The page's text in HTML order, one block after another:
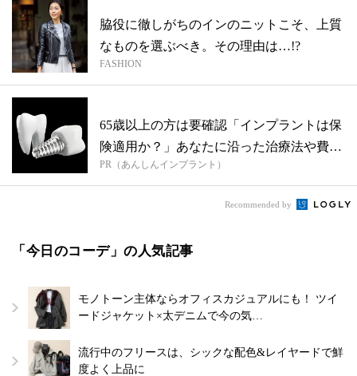
脇役に徹しがちのインのニットこそ、上質
なものを選ぶべき。その理由は…!?
FASHION
65歳以上の方は要確認「インプラントは保
険適用か？」あなたに沿った治療法や費用
を...
PR（あんしんインプラント）
Recommended by
「今日のコーデ」の人気記事
モノトーン主体ならオフィスカジュアルにも！ ツイ
ードジャケット×太デニムで今の気…
流行中のフリースは、シックな配色&レイヤードで鮮
度よく上品に